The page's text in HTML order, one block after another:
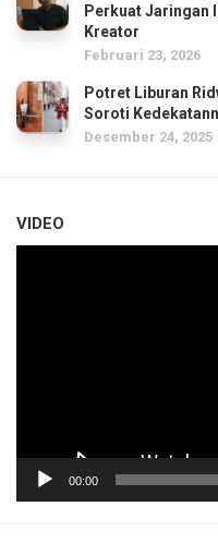
Perkuat Jaringan
Kreator
Februari 23, 2026
Potret Liburan
Soroti
Desember 24, 2025
VIDEO
00:00